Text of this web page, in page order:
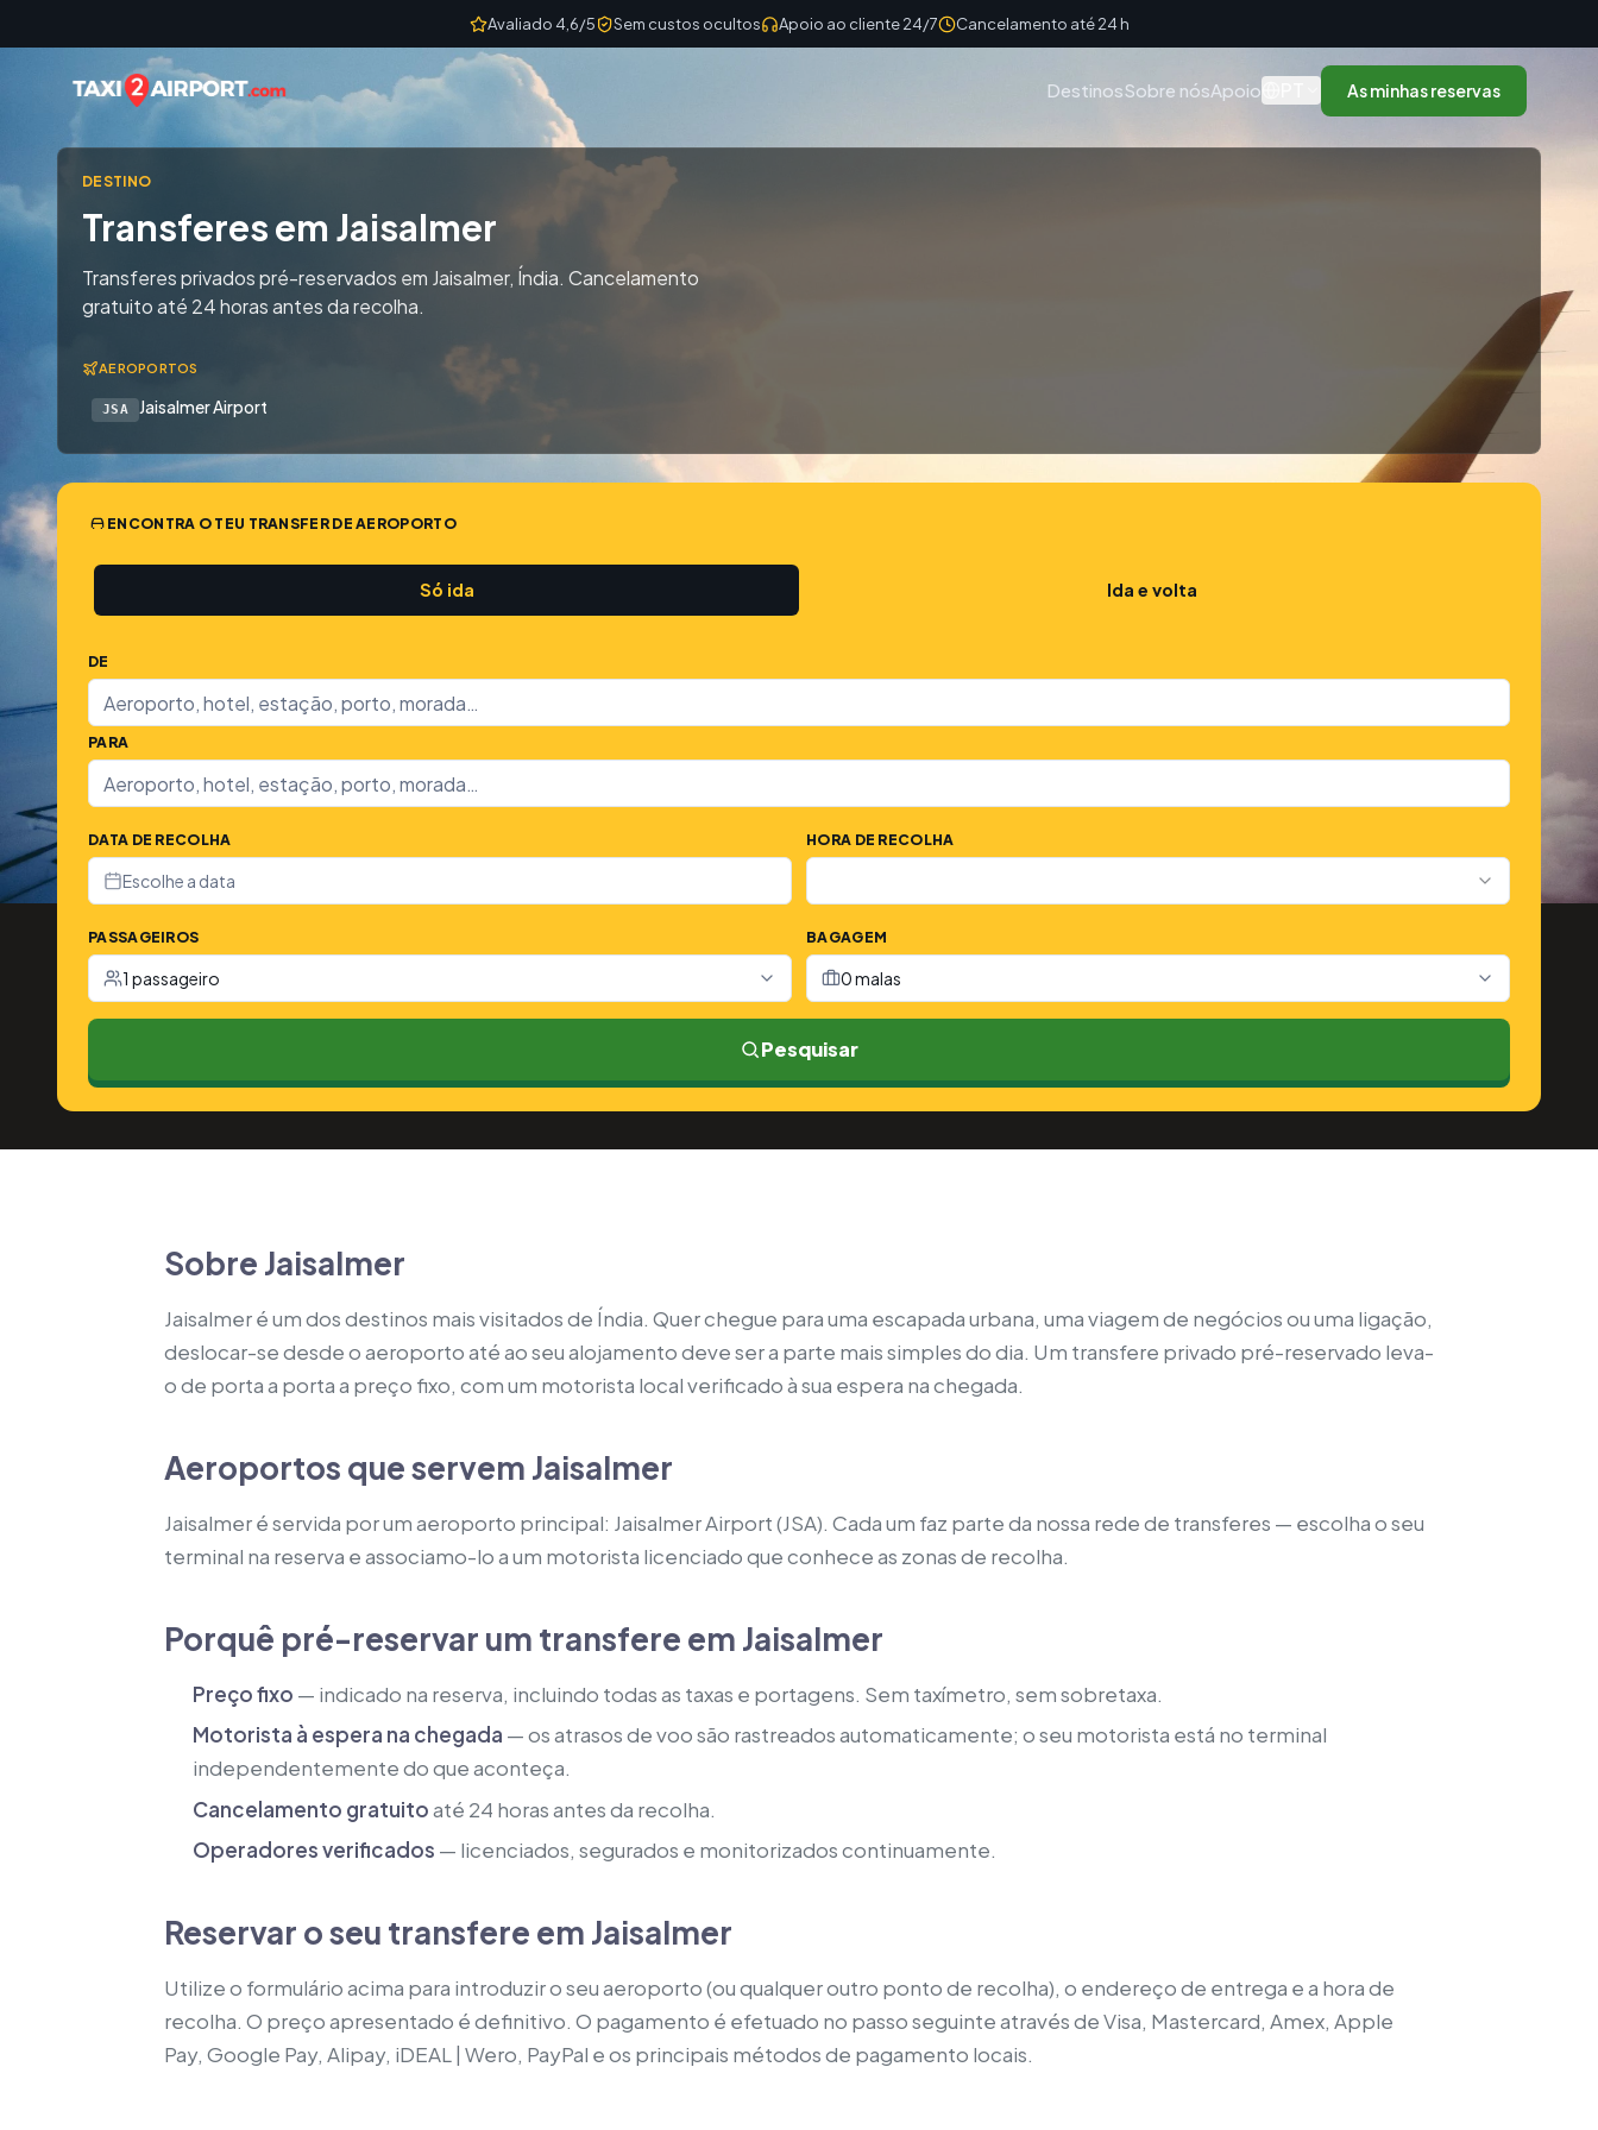
Avaliado 4,6/5 Sem custos ocultos Apoio ao cliente 24/7 Cancelamento até 24 h
DestinosSobre nósApoio As minhas reservas
DESTINO
Transferes em Jaisalmer
Transferes privados pré-reservados em Jaisalmer, Índia. Cancelamento
gratuito até 24 horas antes da recolha.
AEROPORTOS
JSA Jaisalmer Airport
ENCONTRA O TEU TRANSFER DE AEROPORTO
Só ida Ida e volta
DE
PARA
DATA DE RECOLHA
Escolhe a data
HORA DE RECOLHA
PASSAGEIROS
1 passageiro
BAGAGEM
0 malas
Pesquisar
Sobre Jaisalmer
Jaisalmer é um dos destinos mais visitados de Índia. Quer chegue para uma escapada urbana, uma viagem de negócios ou uma ligação,
deslocar-se desde o aeroporto até ao seu alojamento deve ser a parte mais simples do dia. Um transfere privado pré-reservado leva-
o de porta a porta a preço fixo, com um motorista local verificado à sua espera na chegada.
Aeroportos que servem Jaisalmer
Jaisalmer é servida por um aeroporto principal: Jaisalmer Airport (JSA). Cada um faz parte da nossa rede de transferes — escolha o seu
terminal na reserva e associamo-lo a um motorista licenciado que conhece as zonas de recolha.
Porquê pré-reservar um transfere em Jaisalmer
Preço fixo — indicado na reserva, incluindo todas as taxas e portagens. Sem taxímetro, sem sobretaxa.
Motorista à espera na chegada — os atrasos de voo são rastreados automaticamente; o seu motorista está no terminal
independentemente do que aconteça.
Cancelamento gratuitoaté 24 horas antes da recolha.
Operadores verificados — licenciados, segurados e monitorizados continuamente.
Reservar o seu transfere em Jaisalmer
Utilize o formulário acima para introduzir o seu aeroporto (ou qualquer outro ponto de recolha), o endereço de entrega e a hora de
recolha. O preço apresentado é definitivo. O pagamento é efetuado no passo seguinte através de Visa, Mastercard, Amex, Apple
Pay, Google Pay, Alipay, iDEAL | Wero, PayPal e os principais métodos de pagamento locais.